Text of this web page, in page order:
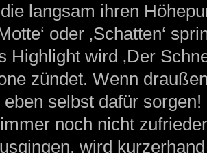
langsam ihren
oder ‚Schatten‘
Highlight wird ‚Der
zündet. Wenn
selbst dafür
noch nicht
wird